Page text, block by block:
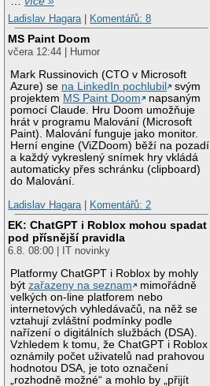
Ladislav Hagara
Komentářů: 8
MS Paint Doom
včera 12:44 | Humor
Mark Russinovich (CTO v Microsoft
Azure) se na LinkedIn pochlubil
svým
projektem MS Paint Doom
napsaným
pomocí Claude. Hru Doom umožňuje
hrát v programu Malování (Microsoft
Paint). Malování funguje jako monitor.
Herní engine (ViZDoom) běží na pozadí
a každý vykreslený snímek hry vkládá
automaticky přes schránku (clipboard)
do Malování.
Ladislav Hagara
Komentářů: 2
EK: ChatGPT i Roblox mohou spadat
pod přísnější pravidla
6.8. 08:00 | IT novinky
Platformy ChatGPT i Roblox by mohly
býtzařazeny na seznam
mimořádně
velkých on-line platforem nebo
internetových vyhledávačů, na něž se
vztahují zvláštní podmínky podle
nařízení o digitálních službách (DSA).
Vzhledem k tomu, že ChatGPT i Roblox
oznámily počet uživatelů nad prahovou
hodnotou DSA, je toto označení
„rozhodně možné“ a mohlo by „přijít